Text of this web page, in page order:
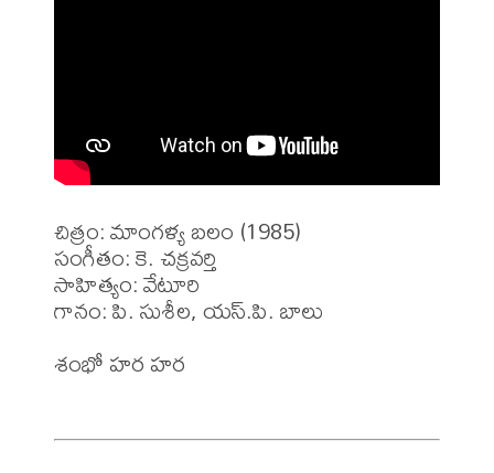
చిత్రం: మాంగళ్య బలం (1985)
సంగీతం: కె. చక్రవర్తి
సాహిత్యం: వేటూరి
గానం: పి. సుశీల, యస్.పి. బాలు
శంభో హర హర